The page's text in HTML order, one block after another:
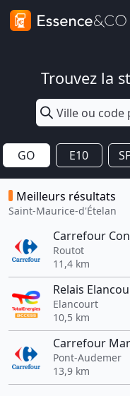
Trouvez la
GO E10
Meilleurs résultats
Saint-Maurice-d'Ételan
Carrefour
Routot
11,4 km
Relais
Elancourt
10,5 km
Carrefour
Pont-Audemer
13,9 km